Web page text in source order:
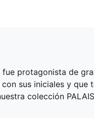
protagonista de
sus iniciales y
colección